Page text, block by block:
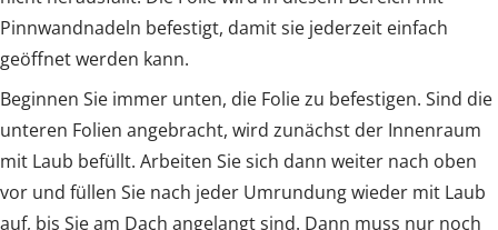
Pinnwandnadeln befestigt, damit sie jederzeit einfach
geöffnet werden kann.
Beginnen Sie immer unten, die Folie zu befestigen. Sind die
unteren Folien angebracht, wird zunächst der Innenraum
mit Laub befüllt. Arbeiten Sie sich dann weiter nach oben
vor und füllen Sie nach jeder Umrundung wieder mit Laub
auf, bis Sie am Dach angelangt sind. Dann muss nur noch